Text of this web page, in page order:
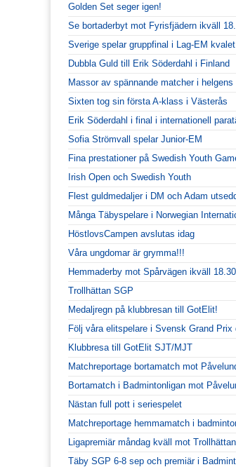
Golden Set seger igen!
Se bortaderbyt mot Fyrisfjädern ikväll
Sverige spelar gruppfinal i Lag-EM
Dubbla Guld till Erik Söderdahl i Finland
Massor av spännande matcher i helgens
Sixten tog sin första A-klass i Västerås
Erik Söderdahl i final i internationell
Sofia Strömvall spelar Junior-EM
Fina prestationer på Swedish Youth
Irish Open och Swedish Youth
Flest guldmedaljer i DM och Adam
Många Täbyspelare i Norwegian
HöstlovsCampen avslutas idag
Våra ungdomar är grymma!!!
Hemmaderby mot Spårvägen ikväll 18.30
Trollhättan SGP
Medaljregn på klubbresan till GotElit!
Följ våra elitspelare i Svensk Grand Prix
Klubbresa till GotElit SJT/MJT
Matchreportage bortamatch mot
Bortamatch i Badmintonligan mot
Nästan full pott i seriespelet
Matchreportage hemmamatch i
Ligapremiär måndag kväll mot Trollhättan
Täby SGP 6-8 sep och premiär i